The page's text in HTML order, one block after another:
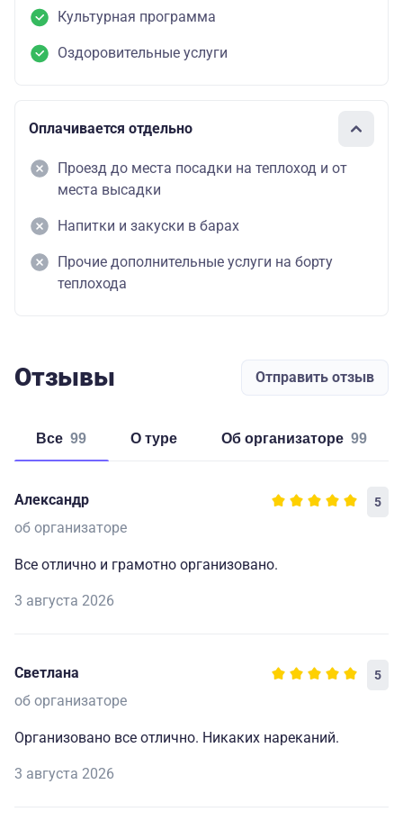
Культурная программа
Оздоровительные услуги
Оплачивается отдельно
Проезд до места посадки на теплоход и от
места высадки
Напитки и закуски в барах
Прочие дополнительные услуги на борту
теплохода
Отзывы Отправить отзыв
Все 99 о туре об организаторе 99
Александр 5
об организаторе
Все отлично и грамотно организовано.
3 августа 2026
Светлана 5
об организаторе
Организовано все отлично. Никаких нареканий.
3 августа 2026